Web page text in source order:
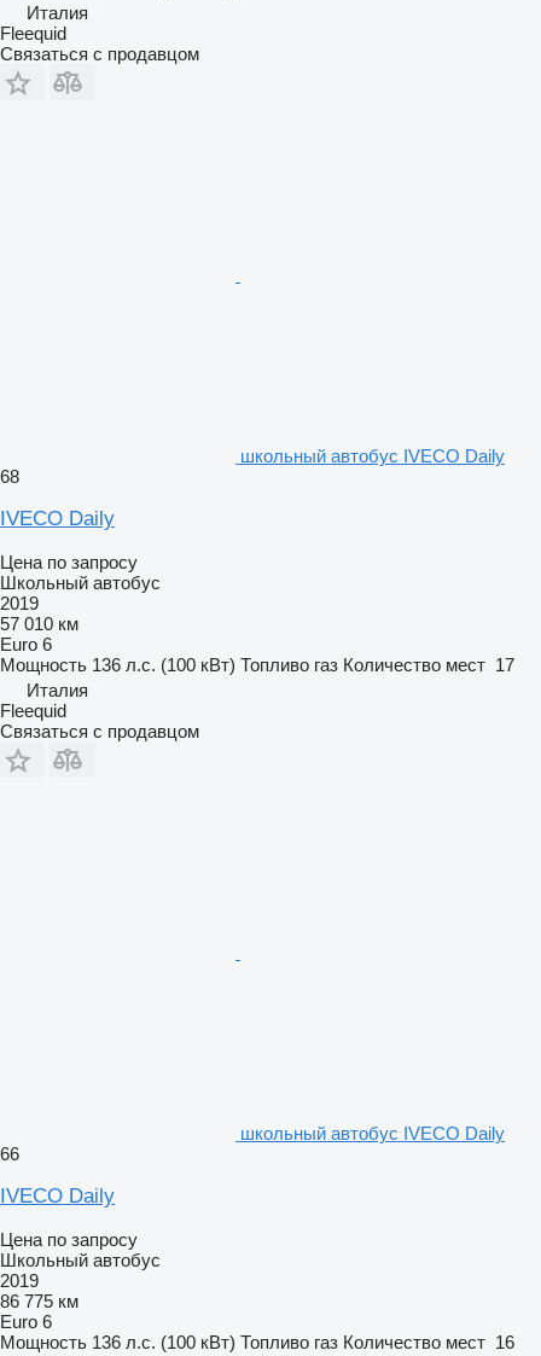
Италия
Fleequid
Связаться с продавцом
школьный автобус IVECO Daily
68
IVECO Daily
Цена по запросу
Школьный автобус
2019
57 010 км
Euro 6
Мощность 136 л.с. (100 кВт) Топливо газ Количество мест 17
Италия
Fleequid
Связаться с продавцом
школьный автобус IVECO Daily
66
IVECO Daily
Цена по запросу
Школьный автобус
2019
86 775 км
Euro 6
Мощность 136 л.с. (100 кВт) Топливо газ Количество мест 16